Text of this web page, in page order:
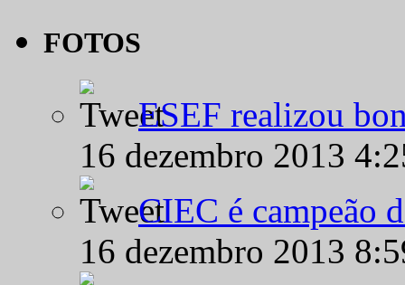
FOTOS
ESEF realizou
16 dezembro 2013
CIEC é campeão
16 dezembro 2013